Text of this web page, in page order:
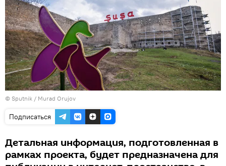
© Sputnik / Murad Orujov
Подписаться
Детальная информация, подготовленная в
рамках проекта, будет предназначена для